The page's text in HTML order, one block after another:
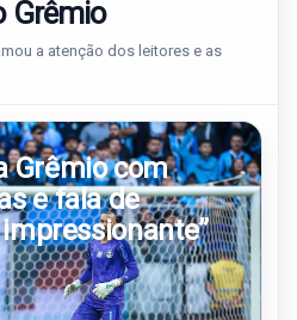
Grêmio
a atenção dos leitores e as
Grêmio com
e fala de
impressionante”